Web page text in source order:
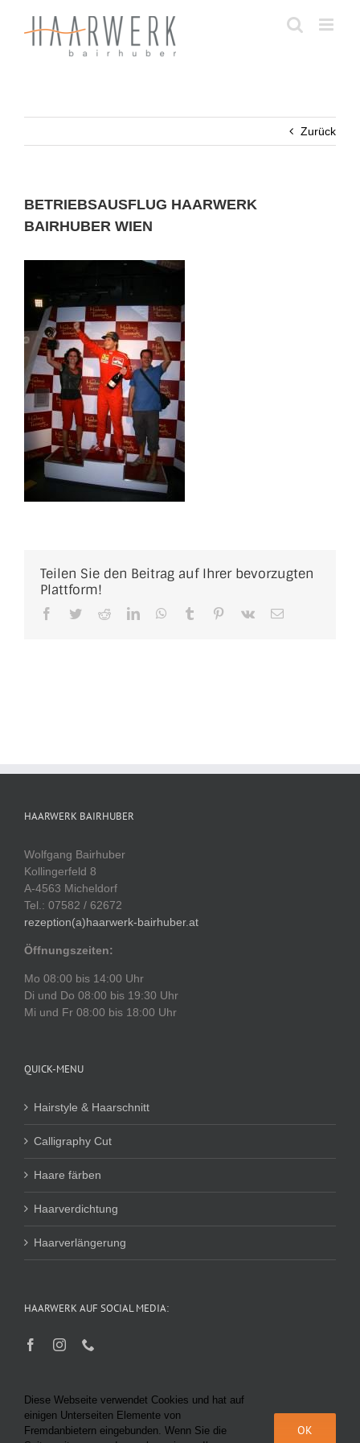
Zurück
BETRIEBSAUSFLUG HAARWERK
BAIRHUBER WIEN
Teilen Sie den Beitrag auf Ihrer bevorzugten
Plattform!
Facebook
TwitterRedditLinkedInWhatsApp
Tumblr Pinterest
Vk
E-
HAARWERK BAIRHUBER
Wolfgang Bairhuber
Kollingerfeld 8
A-4563 Micheldorf
Tel.: 07582 / 62672
rezeption(a)haarwerk-bairhuber.at
Öffnungszeiten:
Mo 08:00 bis 14:00 Uhr
Di und Do 08:00 bis 19:30 Uhr
Mi und Fr 08:00 bis 18:00 Uhr
QUICK-MENU
Hairstyle & Haarschnitt
Calligraphy Cut
Haare färben
Haarverdichtung
Haarverlängerung
HAARWERK AUF SOCIAL MEDIA:
Diese Webseite verwendet Cookies und hat auf
einigen Unterseiten Elemente von
Fremdanbietern eingebunden. Wenn Sie die
OK